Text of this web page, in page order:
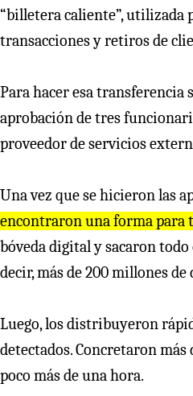
“billetera caliente”, utilizada
transacciones y retiros de
Para hacer esa transferencia
aprobación de tres
proveedor de servicios
Una vez que se hicieron las
encontraron una forma para
bóveda digital y sacaron
decir, más de 200 millones de
Luego, los distribuyeron
detectados. Concretaron
poco más de una hora.